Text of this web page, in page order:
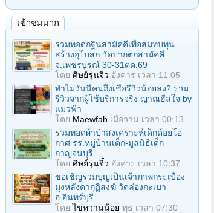
เข้าชมมาก
ร่วมทอดกฐินสามัคคีเพื่อสมทบทุน
สร้างอุโบสถ วัดปากตกสามัคคี
จ.เพชรบูรณ์ 30-31ตค.69
โดย ศิษย์รุ่นจิ๋ว อังคาร เวลา 11:05
ทำไมวันนี้คนถึงเชื่อรีวิวน้อยลง? รวม
รีวิวจากผู้ใช้บริการจริง ญาณฮีลใจ by
แมวฟ้า
โดย Maewfah เมื่อวาน เวลา 00:13
ร่วมทอดผ้าป่าสงเคราะห์เด็กด้อยโอ
กาศ รร.หมู่บ้านเด็ก-มูลนิธิเด็ก
กาญจนบุรี...
โดย ศิษย์รุ่นจิ๋ว อังคาร เวลา 10:37
ขอเชิญร่วมบุญเป็นเจ้าภาพกระเบื้อง
มุงหลังคากุฏิสงฆ์ วัดล่องกะเบา
อ.อินทร์บุรี...
โดยไข่หวานน้อย พุธ เวลา 07:30